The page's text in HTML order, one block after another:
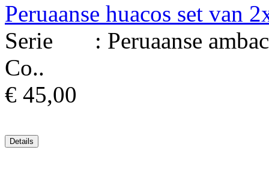
Peruaanse huacos set van
Serie : Peruaanse
Co..
€ 45,00